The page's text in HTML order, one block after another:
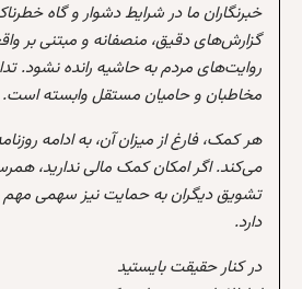
خبرنگاران ما در شرایط دشوار و گاه
گزارش‌های دقیق، منصفانه و مبتنی بر
روایت‌های مردم به حاشیه رانده نشود.
مخاطبان و حامیان مستقل وابسته است.
هر کمک، فارغ از میزان آن، به ادامه
می‌کند. اگر امکان کمک مالی ندارید،
تشویق دیگران به حمایت نیز سهمی
دارد.
در کنار حقیقت بایستید